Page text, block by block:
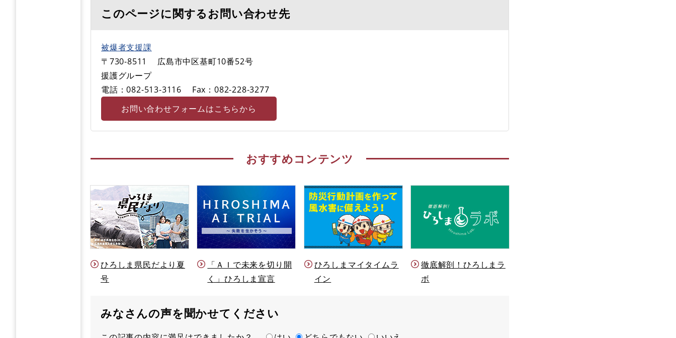
このページに関するお問い合わせ先
被爆者支援課
〒730-8511
広島市中区基町10番52号
援護グループ
電話：082-513-3116
Fax：082-228-3277
お問い合わせフォームはこちらから
おすすめコンテンツ
ひろしま県民だより夏
号
「ＡＩで未来を切り開
く」ひろしま宣言
ひろしまマイタイムラ
イン
徹底解剖！ひろしまラ
ボ
みなさんの声を聞かせてください